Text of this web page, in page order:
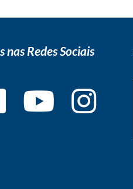
nas Redes Sociais